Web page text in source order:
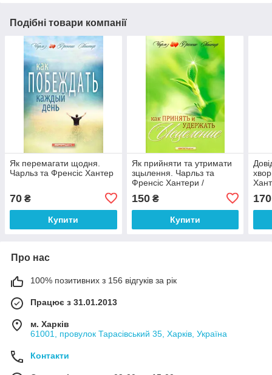
Подібні товари компанії
Як перемагати щодня.
Чарльз та Френсіс Хантер
70 ₴
Купити
Як прийняти та утримати
зцылення. Чарльз та
Френсіс Хантери /
150₴
Купити
170
Про нас
100% позитивних з 156 відгуків за рік
Працює з 31.01.2013
м. Харків
61001, провулок Тарасівський 35, Харків, Україна
Контакти